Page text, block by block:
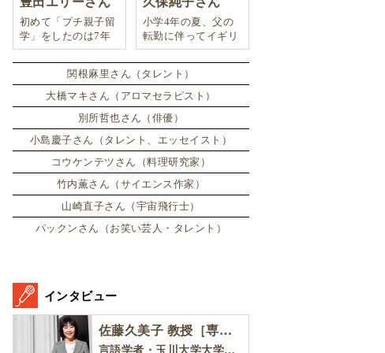
初めて「プチ親子留
学」をしたのは7年
前。娘は2週間ロン
ドンのサマースクー
ルに通い、英語劇に
挑戦したり、
小学4年の夏、父の
転勤に伴ってイギリ
スに引っ越した。
関根麻里さん（タレント）
大橋マキさん（アロマセラピスト）
別所哲也さん（俳優）
小島慶子さん（タレント、エッセイスト）
コウケンテツさん（料理研究家）
竹内薫さん（サイエンス作家）
山崎直子さん（宇宙飛行士）
パックンさん（お笑い芸人・タレント）
インタビュー
佐藤久美子 教授［専門家インタビュー］
言語学者・玉川大学大学院教育学研究科 教授・NHK「えいごであそぼ」総合指導